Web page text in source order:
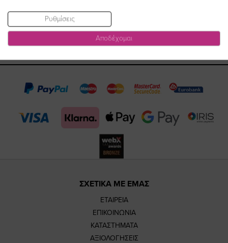
Visit
https://
page
Visit
https://
page
Visit
https://
page
Visit
our
TikTok
page
ΣΧΕΤΙΚΑ ΜΕ ΕΜΑΣ
ΕΤΑΙΡΕΙΑ
ΕΠΙΚΟΙΝΩΝΙΑ
ΚΑΤΑΣΤΗΜΑΤΑ
ΑΞΙΟΛΟΓΗΣΕΙΣ
Ρυθμίσεις
Αποδέχομαι